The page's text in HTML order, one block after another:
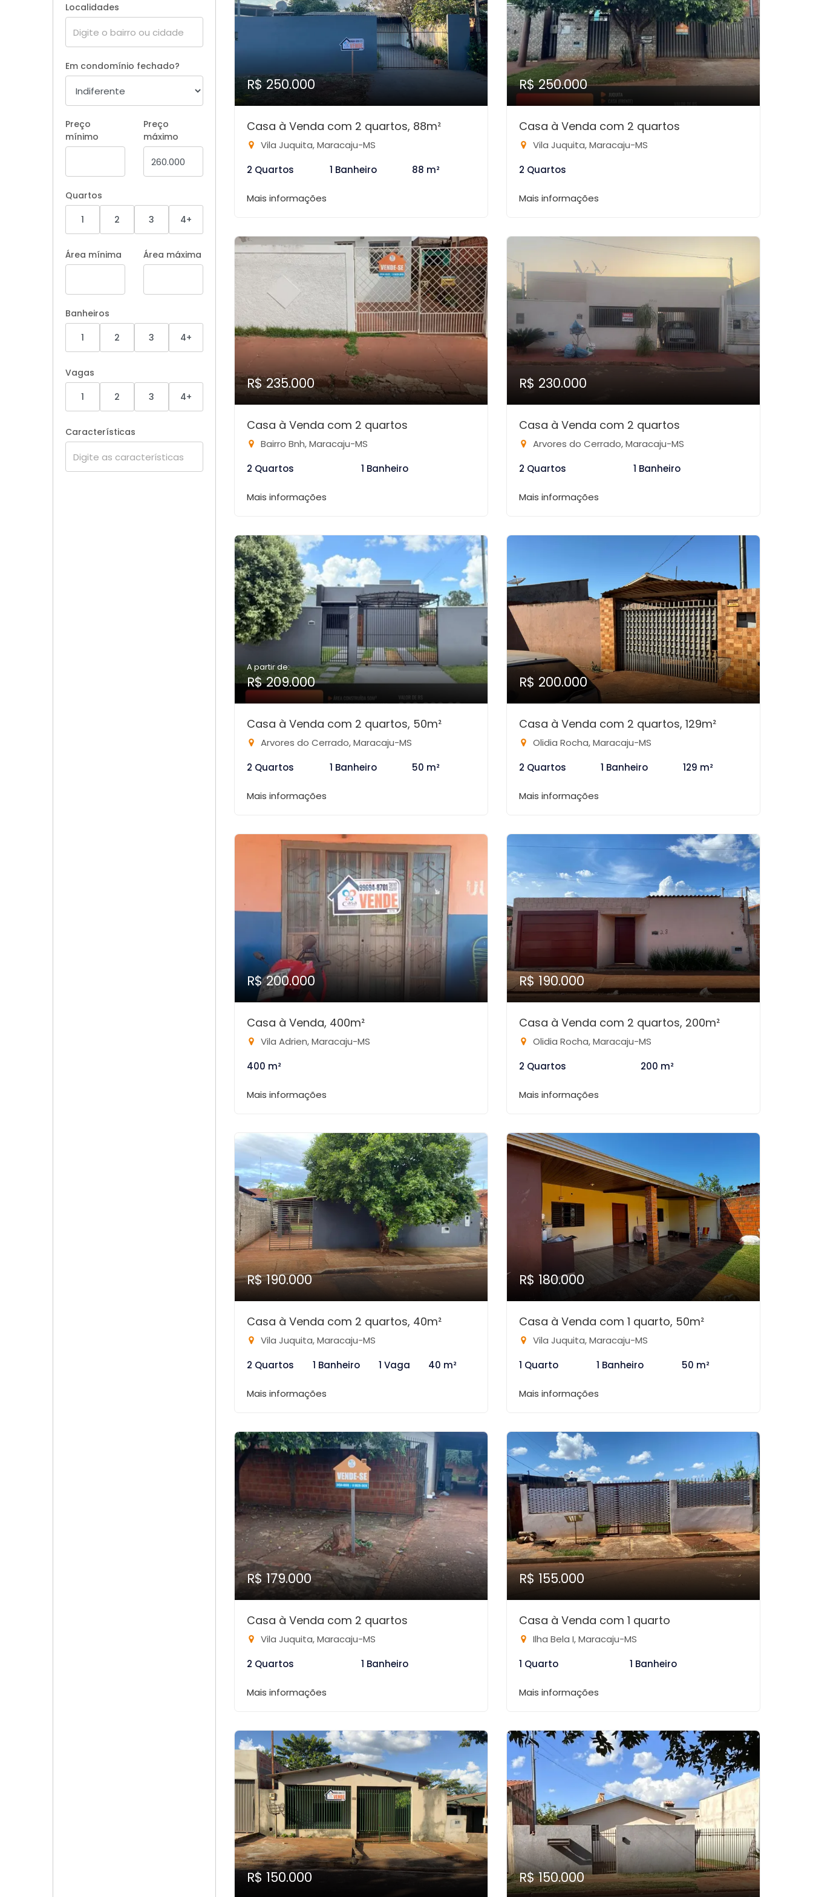
Localidades
Em condomínio fechado?
Preço
mínimo
Preço
máximo
Quartos
1
2 3 4+
Área mínima Área máxima
Banheiros
1
2 3 4+
Vagas
1
2 3 4+
Características
R$ 250.000
Casa à Venda com 2 quartos, 88m²
Vila Juquita, Maracaju-MS
2 Quartos
1 Banheiro 88 m²
Mais informações
R$ 250.000
Casa à Venda com 2 quartos
Vila Juquita, Maracaju-MS
2 Quartos
Mais informações
R$ 235.000
Casa à Venda com 2 quartos
Bairro Bnh, Maracaju-MS
2 Quartos
1 Banheiro
Mais informações
R$ 230.000
Casa à Venda com 2 quartos
Arvores do Cerrado, Maracaju-MS
2 Quartos
1 Banheiro
Mais informações
A partir de:
R$ 209.000
Casa à Venda com 2 quartos, 50m²
Arvores do Cerrado, Maracaju-MS
2 Quartos
1 Banheiro 50 m²
Mais informações
R$ 200.000
Casa à Venda com 2 quartos, 129m²
Olidia Rocha, Maracaju-MS
2 Quartos
1 Banheiro 129 m²
Mais informações
R$ 200.000
Casa à Venda, 400m²
Vila Adrien, Maracaju-MS
400 m²
Mais informações
R$ 190.000
Casa à Venda com 2 quartos, 200m²
Olidia Rocha, Maracaju-MS
2 Quartos
200 m²
Mais informações
R$ 190.000
Casa à Venda com 2 quartos, 40m²
Vila Juquita, Maracaju-MS
2 Quartos
1 Banheiro 1 Vaga 40 m²
Mais informações
R$ 180.000
Casa à Venda com 1 quarto, 50m²
Vila Juquita, Maracaju-MS
1 Quarto
1 Banheiro 50 m²
Mais informações
R$ 179.000
Casa à Venda com 2 quartos
Vila Juquita, Maracaju-MS
2 Quartos
1 Banheiro
Mais informações
R$ 155.000
Casa à Venda com 1 quarto
Ilha Bela I, Maracaju-MS
1 Quarto
1 Banheiro
Mais informações
R$ 150.000 R$ 150.000